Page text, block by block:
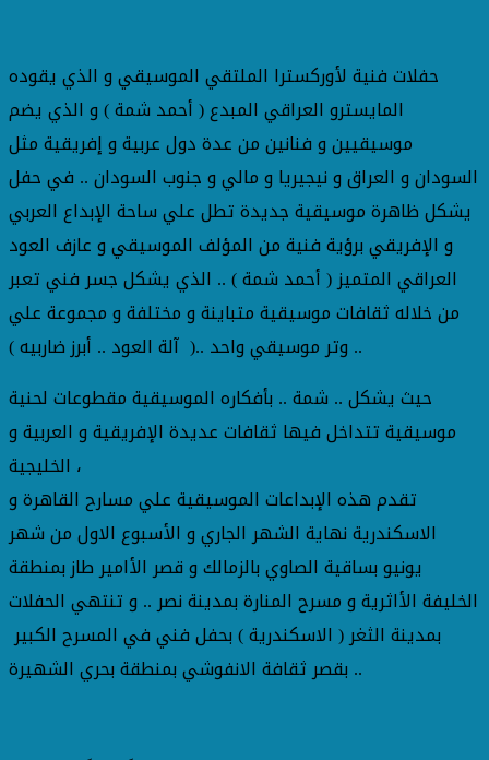
حفلات فنية لأوركسترا الملتقي الموسيقي و الذي يقوده
المايسترو العراقي المبدع ( أحمد شمة ) و الذي يضم
موسيقيين و فنانين من عدة دول عربية و إفريقية مثل
السودان و العراق و نيجيريا و مالي و جنوب السودان .. في حفل
يشكل ظاهرة موسيقية جديدة تطل علي ساحة الإبداع العربي
و الإفريقي برؤية فنية من المؤلف الموسيقي و عازف العود
العراقي المتميز ( أحمد شمة ) .. الذي يشكل جسر فني تعبر
من خلاله ثقافات موسيقية متباينة و مختلفة و مجموعة علي
وتر موسيقي واحد ..( آلة العود .. أبرز ضاربيه ) ..
حيث يشكل .. شمة .. بأفكاره الموسيقية مقطوعات لحنية
موسيقية تتداخل فيها ثقافات عديدة الإفريقية و العربية و
الخليجية ،
تقدم هذه الإبداعات الموسيقية علي مسارح القاهرة و
الاسكندرية نهاية الشهر الجاري و الأسبوع الاول من شهر
يونيو بساقية الصاوي بالزمالك و قصر الأامير طاز بمنطقة
الخليفة الأاثرية و مسرح المنارة بمدينة نصر .. و تنتهي الحفلات
بمدينة الثغر ( الاسكندرية ) بحفل فني في المسرح الكبير
بقصر ثقافة الانفوشي بمنطقة بحري الشهيرة ..